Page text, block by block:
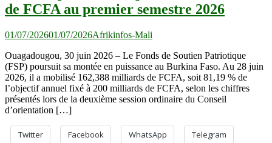
de FCFA au premier semestre 2026
01/07/202601/07/2026Afrikinfos-Mali
Ouagadougou, 30 juin 2026 – Le Fonds de Soutien Patriotique
(FSP) poursuit sa montée en puissance au Burkina Faso. Au 28 juin
2026, il a mobilisé 162,388 milliards de FCFA, soit 81,19 % de
l’objectif annuel fixé à 200 milliards de FCFA, selon les chiffres
présentés lors de la deuxième session ordinaire du Conseil
d’orientation […]
Twitter Facebook WhatsApp Telegram